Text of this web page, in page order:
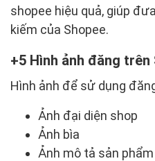
shopee hiệu quả, giúp
kiếm của Shopee.
5 Hình ảnh đăng trên
Hình ảnh để sử dụng
Ảnh đại diện shop
Ảnh bìa
Ảnh mô tả sản phẩm